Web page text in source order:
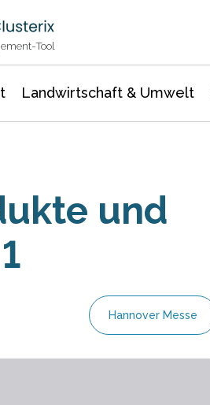
Tool
Landwirtschaft & Umwelt
und
Hannover Messe